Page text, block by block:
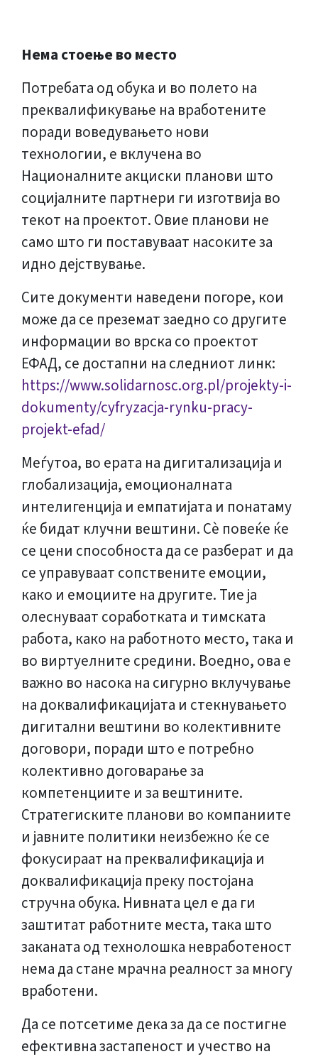
Нема стоење во место
Потребата од обука и во полето на
преквалификување на вработените
поради воведувањето нови
технологии, е вклучена во
Националните акциски планови што
социјалните партнери ги изготвија во
текот на проектот. Овие планови не
само што ги поставуваат насоките за
идно дејствување.
Сите документи наведени погоре, кои
може да се преземат заедно со другите
информации во врска со проектот
ЕФАД, се достапни на следниот линк:
https://www.solidarnosc.org.pl/projekty-i-
dokumenty/cyfryzacja-rynku-pracy-
projekt-efad/
Меѓутоа, во ерата на дигитализација и
глобализација, емоционалната
интелигенција и емпатијата и понатаму
ќе бидат клучни вештини. Сè повеќе ќе
се цени способноста да се разберат и да
се управуваат сопствените емоции,
како и емоциите на другите. Тие ја
олеснуваат соработката и тимската
работа, како на работното место, така и
во виртуелните средини. Воедно, ова е
важно во насока на сигурно вклучување
на доквалификацијата и стекнувањето
дигитални вештини во колективните
договори, поради што е потребно
колективно договарање за
компетенциите и за вештините.
Стратегиските планови во компаниите
и јавните политики неизбежно ќе се
фокусираат на преквалификација и
доквалификација преку постојана
стручна обука. Нивната цел е да ги
заштитат работните места, така што
заканата од технолошка невработеност
нема да стане мрачна реалност за многу
вработени.
Да се потсетиме дека за да се постигне
ефективна застапеност и учество на